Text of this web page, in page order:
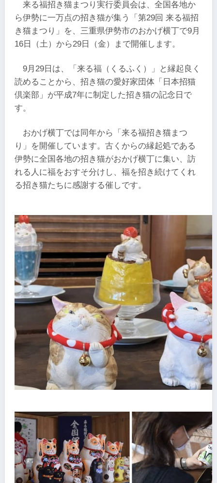
来る福招き猫まつり実行委員会は、全国各地か
ら伊勢に一万点の招き猫が集う「第29回 来る福招
き猫まつり」を、三重県伊勢市のおかげ横丁で9月
16日（土）から29日（金）まで開催します。
9月29日は、「来る福（くるふく）」と縁起良く
読めることから、招き猫の愛好家団体「日本招猫
倶楽部」が平成7年に制定した招き猫の記念日で
す。
おかげ横丁では同年から「来る福招き猫まつ
り」を開催しています。古くからの縁起処である
伊勢に全国各地の招き猫がおかげ横丁に集い、訪
れる人に福をおすそ分けし、福を招き続けてくれ
る招き猫たちに感謝する催しです。